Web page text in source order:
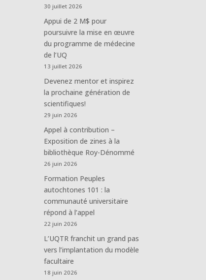
30 juillet 2026
Appui de 2 M$ pour
poursuivre la mise en œuvre
du programme de médecine
de l’UQ
13 juillet 2026
Devenez mentor et inspirez
la prochaine génération de
scientifiques!
29 juin 2026
Appel à contribution –
Exposition de zines à la
bibliothèque Roy-Dénommé
26 juin 2026
Formation Peuples
autochtones 101 : la
communauté universitaire
répond à l’appel
22 juin 2026
L’UQTR franchit un grand pas
vers l’implantation du modèle
facultaire
18 juin 2026